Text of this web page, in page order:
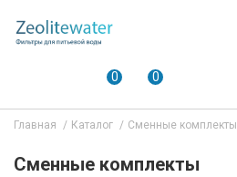
0 0
Главная Каталог Сменные комплекты
Сменные комплекты